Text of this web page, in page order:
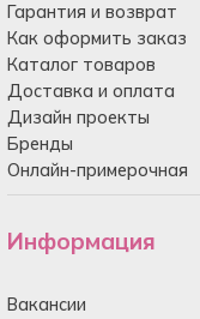
Гарантия и возврат
Как оформить заказ
Каталог товаров
Доставка и оплата
Дизайн проекты
Бренды
Онлайн-примерочная
Информация
Вакансии